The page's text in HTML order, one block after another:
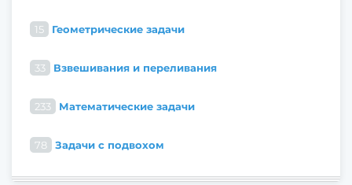
15 Геометрические задачи
33 Взвешивания и переливания
233 Математические задачи
78 Задачи с подвохом